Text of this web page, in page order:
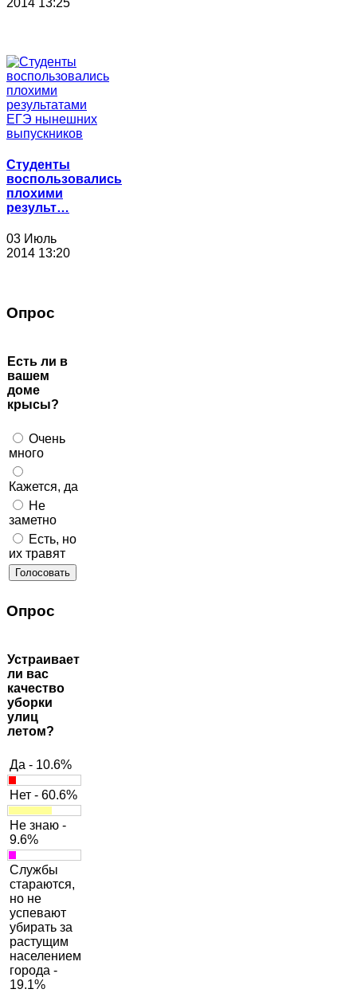
Студенты
воспользовались
плохими
результ…
03 Июль
2014 13:20
Опрос
Есть ли в
вашем
доме
крысы?
Очень
много
Кажется, да
Не
заметно
Есть, но
их травят
Опрос
Устраивает
ли вас
качество
уборки
улиц
летом?
Да - 10.6%
Нет - 60.6%
Не знаю -
9.6%
Службы
стараются,
но не
успевают
убирать за
растущим
населением
города -
19.1%